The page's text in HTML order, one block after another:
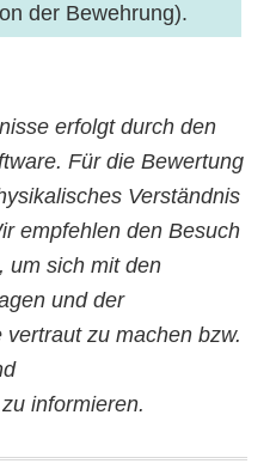
der Bewehrung).
erfolgt durch den
Für die Bewertung
Verständnis
empfehlen den Besuch
um sich mit den
und der
zu machen bzw.
informieren.